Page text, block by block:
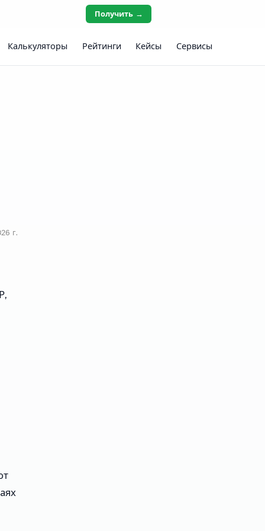
Получить →
Калькуляторы Рейтинги Кейсы Сервисы
г.